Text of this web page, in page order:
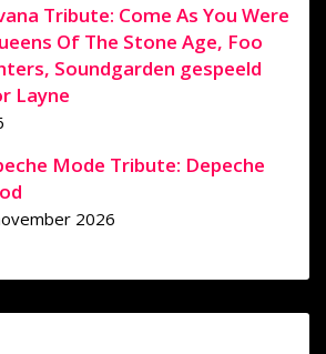
Tribute: Come As You Were
Of The Stone Age, Foo
Soundgarden gespeeld
Layne
Mode Tribute: Depeche
2026